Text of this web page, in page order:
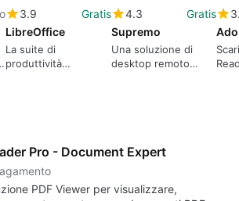
3.9
Gratis
LibreOffice
La suite di
produttività
4.3
Gratis
Supremo
Una soluzione di
desktop remoto
Pro - Document Expert
PDF Viewer per visualizzare,